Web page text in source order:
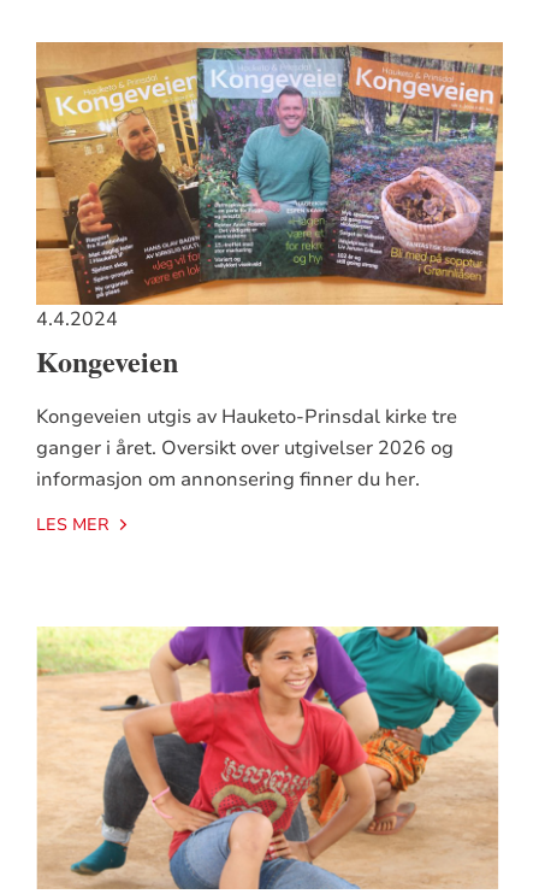
4.4.2024
Kongeveien
Kongeveien utgis av Hauketo-Prinsdal kirke tre
ganger i året. Oversikt over utgivelser 2026 og
informasjon om annonsering finner du her.
LES MER